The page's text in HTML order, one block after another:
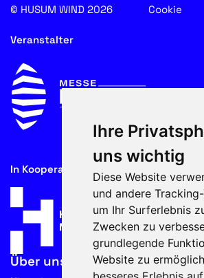
Ihre
uns wichtig
Diese Website
und andere
um Ihr Surferlebnis
Zwecken zu
grundlegende
Website zu
© HUSUM WIND 2026 Cookie
Veranstalter
In Kooperation mit
Über uns